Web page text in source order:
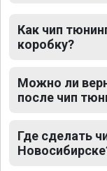
Как чип
коробку?
Можно ли
после чип
Где сделать